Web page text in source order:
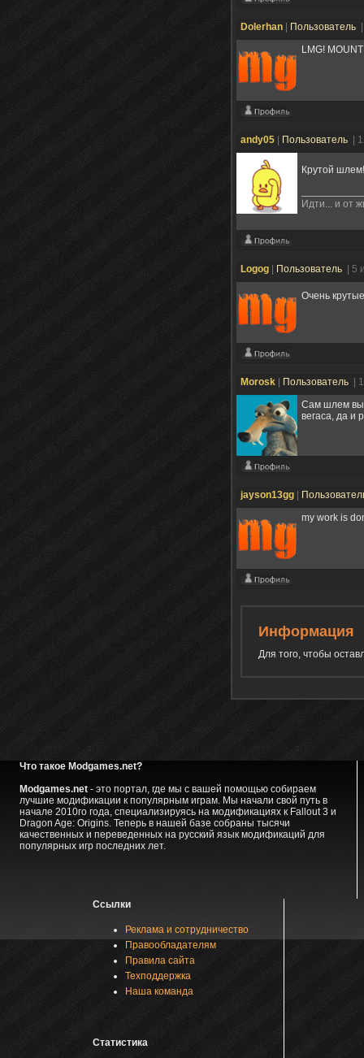
Dolerhan Пользователь
LMG!
andy05 Пользователь |
Крутой
Идти... и от
Logog Пользователь | 5
Очень
Morosk Пользователь
|
Сам шлем
вегаса, да и
jayson13gg
my work is
Информация
Для того, чтобы
Что такое Modgames.net?
Modgames.net- это портал, где мы с вашей помощью собираем
лучшие модификации к популярным играм. Мы начали свой путь в
начале 2010го года, специализируясь на модификациях к Fallout 3 и
Dragon Age: Origins. Теперь в нашей базе собраны тысячи
качественных и переведенных на русский язык модификаций для
популярных игр последних лет.
Ссылки
Реклама и сотрудничество
Правообладателям
Правила сайта
Техподдержка
Наша команда
Статистика